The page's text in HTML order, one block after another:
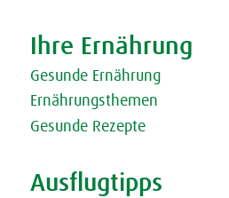
Ihre Ernährung
Gesunde Ernährung
Ernährungsthemen
Gesunde Rezepte
Ausflugtipps